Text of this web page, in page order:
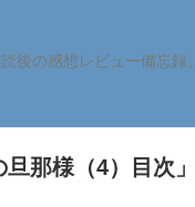
後の感想レビュー備忘録。
那様（4）目次 」